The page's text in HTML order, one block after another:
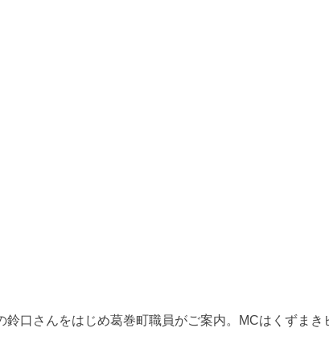
口さんをはじめ葛巻町職員がご案内。MCはくずまき